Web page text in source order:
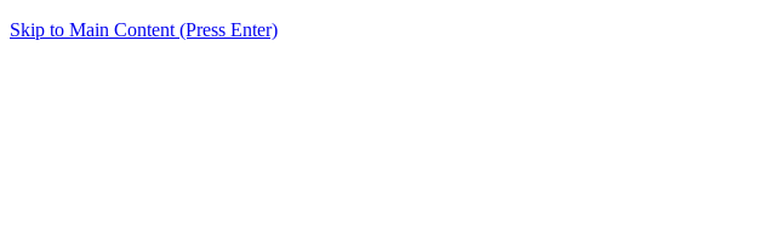
Skip to Main Content (Press Enter)